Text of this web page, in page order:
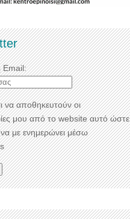
Email:
να αποθηκευτούν οι
μου από το website αυτό ώστε
με ενημερώνει μέσω